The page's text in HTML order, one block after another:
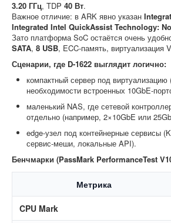
3.20 ГГц, TDP 40 Вт.
Важное отличие: в ARK явно указан
Integrated Intel QuickAssist Technology: No
Зато платформа SoC остаётся очень
SATA, 8 USB, ECC-память, виртуализация
Сценарии, где D-1622 выглядит логично:
компактный сервер под виртуализацию
необходимости встроенных 10GbE-
маленький NAS, где сетевой
отдельно (например, 2×10GbE или
edge-узел под контейнерные сервисы
сервис-меши, локальные API).
Бенчмарки (PassMark PerformanceTest
Метрика
CPU Mark